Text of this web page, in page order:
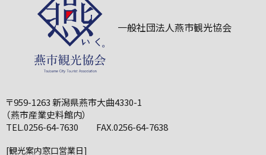
一般社団法人燕市観光協会
〒959-1263 新潟県燕市大曲4330-1
（燕市産業史料館内）
TEL.0256-64-7630 FAX.0256-64-7638
[観光案内窓口営業日]